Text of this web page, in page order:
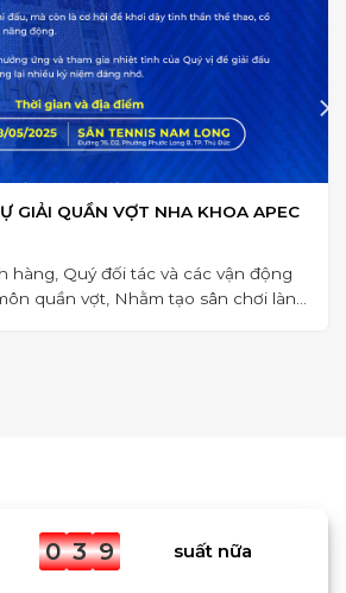
GIẢI QUẦN VỢT NHA KHOA APEC
hàng, Quý đối tác và các vận động
quần vợt, Nhằm tạo sân chơi lành
0 3 9 suất nữa